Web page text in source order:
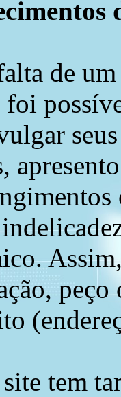
de
foi
tem